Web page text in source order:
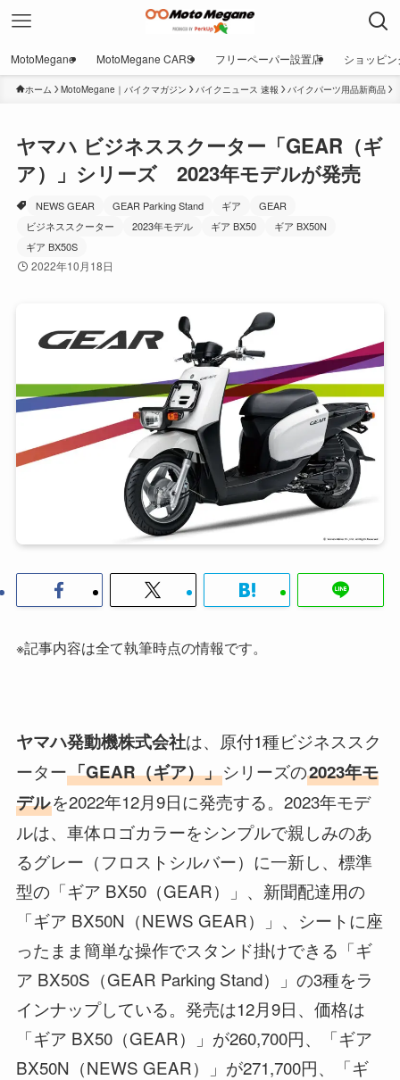
MotoMegane MotoMegane CARS フリーペーパー設置店 ショッピン
ホーム MotoMegane｜バイクマガジン バイクニュース 速報 バイクパーツ用品新商品
ヤマハ ビジネススクーター「GEAR（ギ
ア）」シリーズ 2023年モデルが発売
NEWS GEAR GEAR Parking Stand ギア
GEAR
ビジネススクーター
2023年モデル ギア BX50
ギア BX50N
ギア BX50S
2022年10月18日
※記事内容は全て執筆時点の情報です。
ヤマハ発動機株式会社は、原付1種ビジネススク
ーター「GEAR（ギア）」シリーズの2023年モ
デルを2022年12月9日に発売する。2023年モデ
ルは、車体ロゴカラーをシンプルで親しみのあ
るグレー（フロストシルバー）に一新し、標準
型の「ギア BX50（GEAR）」、新聞配達用の
「ギア BX50N（NEWS GEAR）」、シートに座
ったまま簡単な操作でスタンド掛けできる「ギ
ア BX50S（GEAR Parking Stand）」の3種をラ
インナップしている。発売は12月9日、価格は
「ギア BX50（GEAR）」が260,700円、「ギア
BX50N（NEWS GEAR）」が271,700円、「ギ